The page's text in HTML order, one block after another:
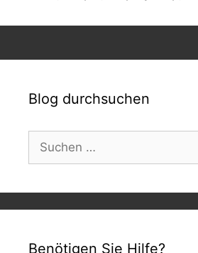
Blog durchsuchen
nach:
Benötigen Sie Hilfe?